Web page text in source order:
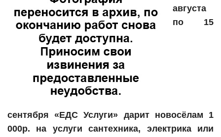
августа
по 15
сентября «ЕДС Услуги» дарит новосёлам 1
000р. на услуги сантехника, электрика или